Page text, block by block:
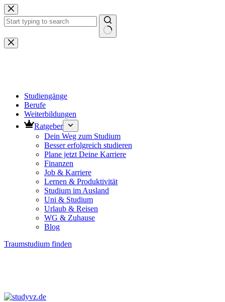
Zum
Inhalt
springen
Keine
Ergebnisse
Studiengänge
Berufe
Weiterbildungen
Ratgeber
Dein Weg zum Studium
Besser erfolgreich studieren
Plane jetzt Deine Karriere
Finanzen
Job & Karriere
Lernen & Produktivität
Studium im Ausland
Uni & Studium
Urlaub & Reisen
WG & Zuhause
Blog
Traumstudium finden